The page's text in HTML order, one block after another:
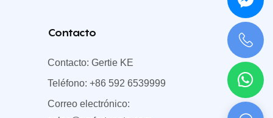
Contacto
Contacto: Gertie KE
Teléfono: +86 592 6539999
Correo electrónico: